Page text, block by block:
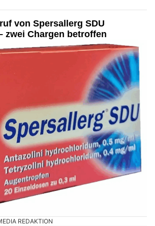
von Spersallerg SDU
zwei Chargen betroffen
REDAKTION